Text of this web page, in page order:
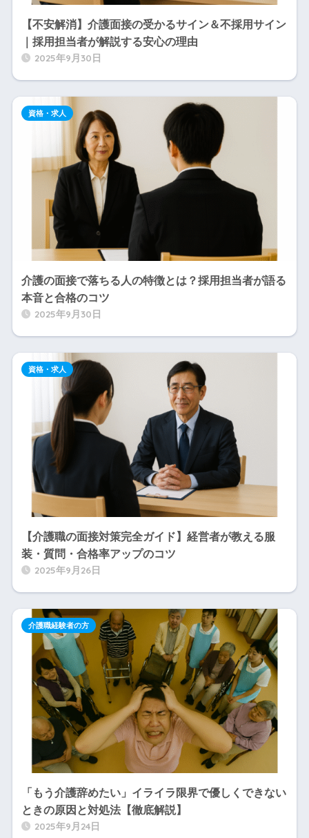
【不安解消】介護面接の受かるサイン＆不採用サイン
｜採用担当者が解説する安心の理由
2025年9月30日
介護の面接で落ちる人の特徴とは？採用担当者が語る
本音と合格のコツ
2025年9月30日
資格・求人
【介護職の面接対策完全ガイド】経営者が教える服
装・質問・合格率アップのコツ
2025年9月26日
資格・求人
「もう介護辞めたい」イライラ限界で優しくできない
ときの原因と対処法【徹底解説】
2025年9月24日
介護職経験者の方